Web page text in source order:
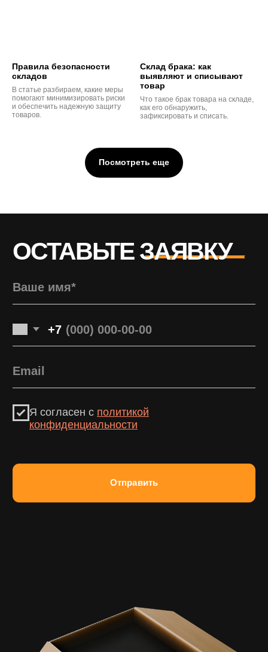
Правила безопасности
складов
В статье разбираем, какие меры
помогают минимизировать риски
и обеспечить надежную защиту
товаров.
Склад брака: как
выявляют и списывают
товар
Что такое брак товара на складе,
как его обнаружить,
зафиксировать и списать.
Посмотреть еще